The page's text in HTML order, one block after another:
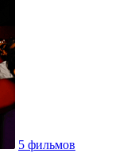
5 фильмов